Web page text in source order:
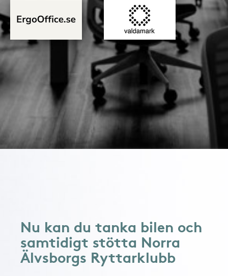
Nu kan du tanka bilen och
samtidigt stötta Norra
Älvsborgs Ryttarklubb